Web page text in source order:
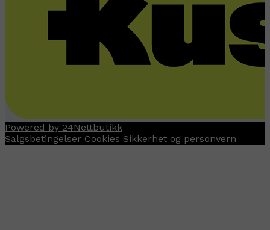
Powered by 24Nettbutikk
Salgsbetingelser Cookies Sikkerhet og personvern